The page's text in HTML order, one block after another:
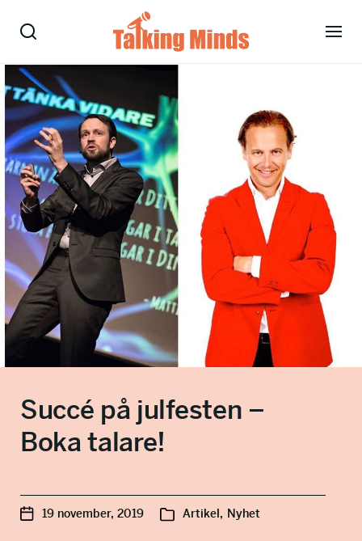
Talare
Tjänster
Evenemang
Om oss
Nyheter
Kontakt
08-38 15 15
Succé på julfesten –
Boka talare!
19 november, 2019 Artikel, Nyhet